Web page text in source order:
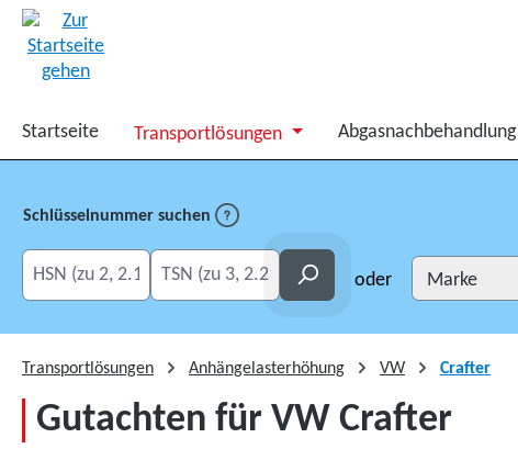
Startseite Transportlösungen Abgasnachbehandlung
Schlüsselnummer suchen
HSN eingeben
TSN eingeben Suchen oder
Transportlösungen Anhängelasterhöhung VW Crafter
Gutachten für VW Crafter